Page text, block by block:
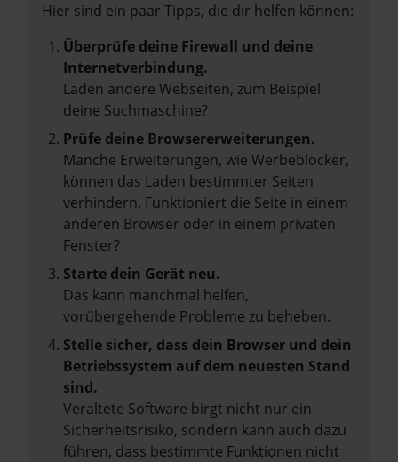
Hier sind ein paar Tipps, die dir helfen können:
Überprüfe deine Firewall und deine
Internetverbindung.
Laden andere Webseiten, zum Beispiel
deine Suchmaschine?
Prüfe deine Browsererweiterungen.
Manche Erweiterungen, wie Werbeblocker,
können das Laden bestimmter Seiten
verhindern. Funktioniert die Seite in einem
anderen Browser oder in einem privaten
Fenster?
Starte dein Gerät neu.
Das kann manchmal helfen,
vorübergehende Probleme zu beheben.
Stelle sicher, dass dein Browser und dein
Betriebssystem auf dem neuesten Stand
sind.
Veraltete Software birgt nicht nur ein
Sicherheitsrisiko, sondern kann auch dazu
führen, dass bestimmte Funktionen nicht